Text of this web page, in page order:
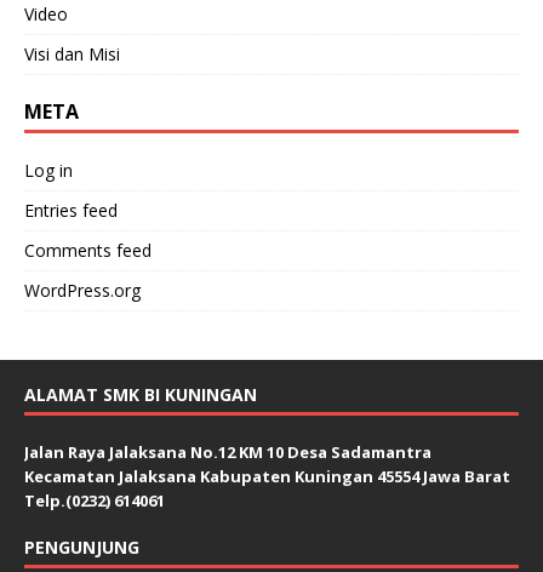
Video
Visi dan Misi
META
Log in
Entries feed
Comments feed
WordPress.org
ALAMAT SMK BI KUNINGAN
Jalan Raya Jalaksana No.12 KM 10 Desa Sadamantra
Kecamatan Jalaksana Kabupaten Kuningan 45554 Jawa Barat
Telp.(0232) 614061
PENGUNJUNG